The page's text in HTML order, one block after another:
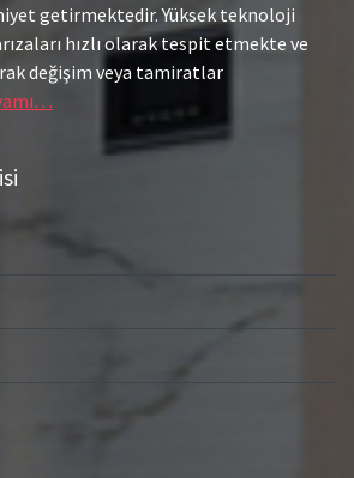
getirmektedir. Yüksek teknoloji
hızlı olarak tespit etmekte ve
değişim veya tamiratlar